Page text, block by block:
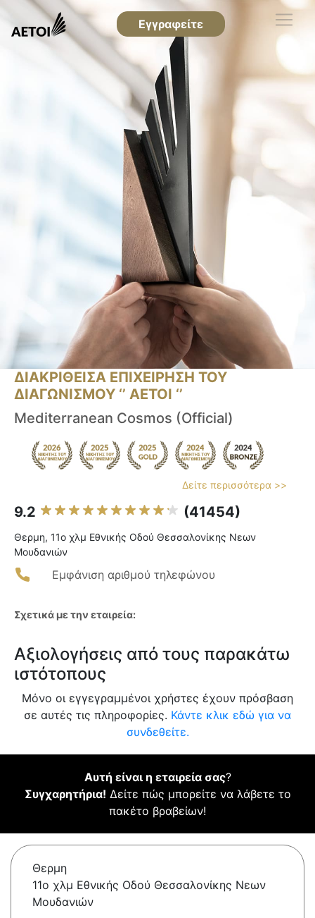
Εγγραφείτε
ΔΙΑΚΡΙΘΕΙΣΑ ΕΠΙΧΕΙΡΗΣΗ ΤΟΥ
ΔΙΑΓΩΝΙΣΜΟΥ ‘’ ΑΕΤΟΙ ‘’
Mediterranean Cosmos (Official)
Δείτε περισσότερα >>
9.2 (41454)
Θερμη, 11ο χλμ Εθνικής Οδού Θεσσαλονίκης Νεων
Μουδανιών
Εμφάνιση αριθμού τηλεφώνου
Σχετικά με την εταιρεία:
Αξιολογήσεις από τους παρακάτω
ιστότοπους
Μόνο οι εγγεγραμμένοι χρήστες έχουν πρόσβαση
σε αυτές τις πληροφορίες. Κάντε κλικ εδώ για να
συνδεθείτε.
Αυτή είναι η εταιρεία σας?
Συγχαρητήρια! Δείτε πώς μπορείτε να λάβετε το
πακέτο βραβείων!
Θερμη
11ο χλμ Εθνικής Οδού Θεσσαλονίκης Νεων
Μουδανιών